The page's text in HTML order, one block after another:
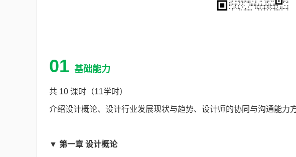
01 基础能力
共 10 课时（11学时）
介绍设计概论、设计行业发展现状与趋势、设计师的协同与沟通能力
▼ 第一章 设计概论